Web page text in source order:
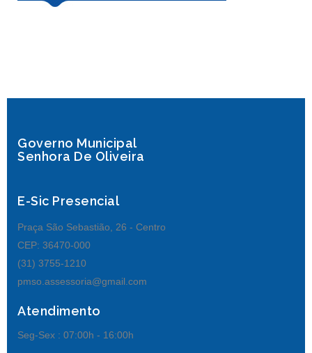
Governo Municipal
Senhora De Oliveira
E-Sic Presencial
Praça São Sebastião, 26 - Centro
CEP: 36470-000
(31) 3755-1210
pmso.assessoria@gmail.com
Atendimento
Seg-Sex : 07:00h - 16:00h